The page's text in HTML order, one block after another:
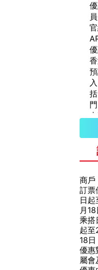
商戶
訂票
日
月18
乘搭
起至
18日
優惠
屬會